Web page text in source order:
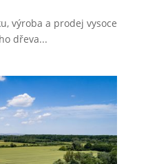
výroba a prodej vysoce
dřeva...